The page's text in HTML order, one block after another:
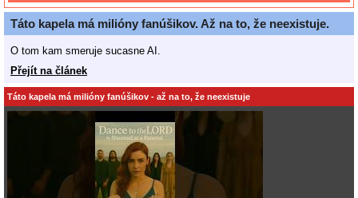
Táto kapela má milióny fanúšikov. Až na to, že neexistuje.
O tom kam smeruje sucasne AI.
Přejít na článek
Táto kapela má milióny fanúšikov - až na to, že neexistuje